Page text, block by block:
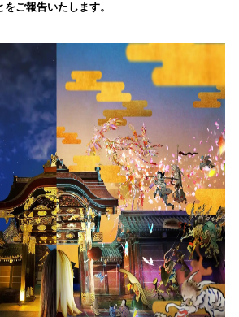
ご報告いたします。